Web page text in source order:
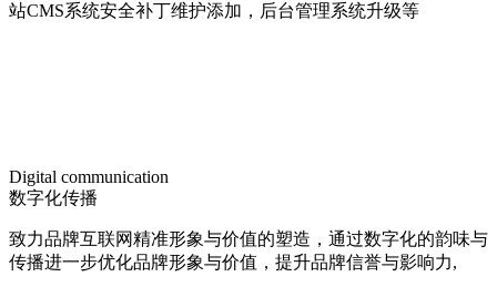
站CMS系统安全补丁维护添加，后台管理系统升级等
Digital communication
数字化传播
致力品牌互联网精准形象与价值的塑造，通过数字化的韵味与
传播进一步优化品牌形象与价值，提升品牌信誉与影响力,